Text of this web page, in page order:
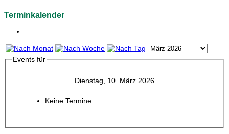
Terminkalender
Events für
Dienstag, 10. März 2026
Keine Termine